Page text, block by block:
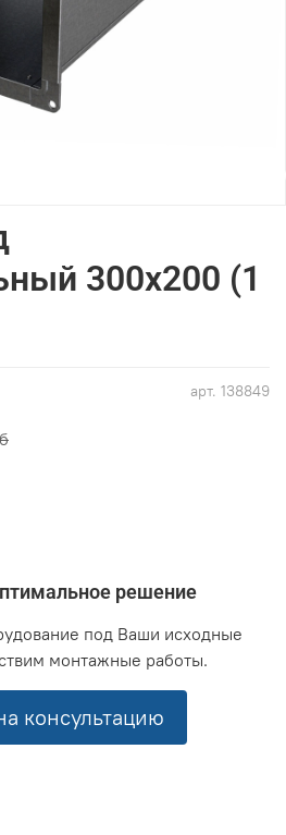
арт. 138849
300x200 (1
решение
под Ваши исходные
монтажные работы.
консультацию